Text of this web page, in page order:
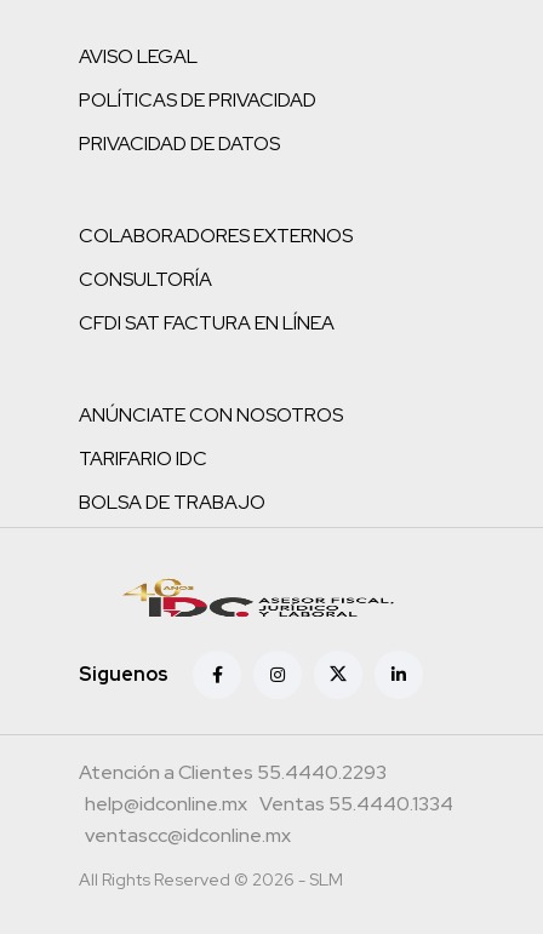
AVISO LEGAL
POLÍTICAS DE PRIVACIDAD
PRIVACIDAD DE DATOS
COLABORADORES EXTERNOS
CONSULTORÍA
CFDI SAT FACTURA EN LÍNEA
ANÚNCIATE CON NOSOTROS
TARIFARIO IDC
BOLSA DE TRABAJO
Siguenos
Atención a Clientes 55.4440.2293
help@idconline.mx Ventas 55.4440.1334
ventascc@idconline.mx
All Rights Reserved © 2026 - SLM